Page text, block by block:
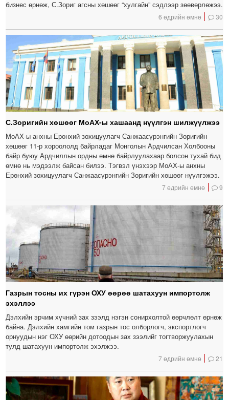
бизнес өрнөж, С.Зориг агсны хөшөөг “хулгайн” сэдлээр зөөвөрлөжээ.
6 өдрийн өмнө 30
С.Зоригийн хөшөөг МоАХ-ы хашаанд нүүлгэн шилжүүлжээ
МоАХ-ы анхны Ерөнхий зохицуулагч Санжаасүрэнгийн Зоригийн
хөшөөг 11-р хороололд байрладаг Монголын Ардчилсан Холбооны
байр буюу Ардчиллын ордны өмнө байрлуулахаар болсон тухай бид
өмнө нь мэдээлж байсан билээ. Тэгвэл үнэхээр МоАХ-ы анхны
Ерөнхий зохицуулагч Санжаасүрэнгийн Зоригийн хөшөөг нүүлгэжээ.
7 өдрийн өмнө 9
Газрын тосны их гүрэн ОХУ өөрөө шатахуун импортолж
эхэллээ
Дэлхийн эрчим хүчний зах зээлд нэгэн сонирхолтой өөрчлөлт өрнөж
байна. Дэлхийн хамгийн том газрын тос олборлогч, экспортлогч
орнуудын нэг ОХУ өөрийн дотоодын зах зээлийг тогтворжуулахын
тулд шатахуун импортолж эхэлжээ.
7 өдрийн өмнө 21